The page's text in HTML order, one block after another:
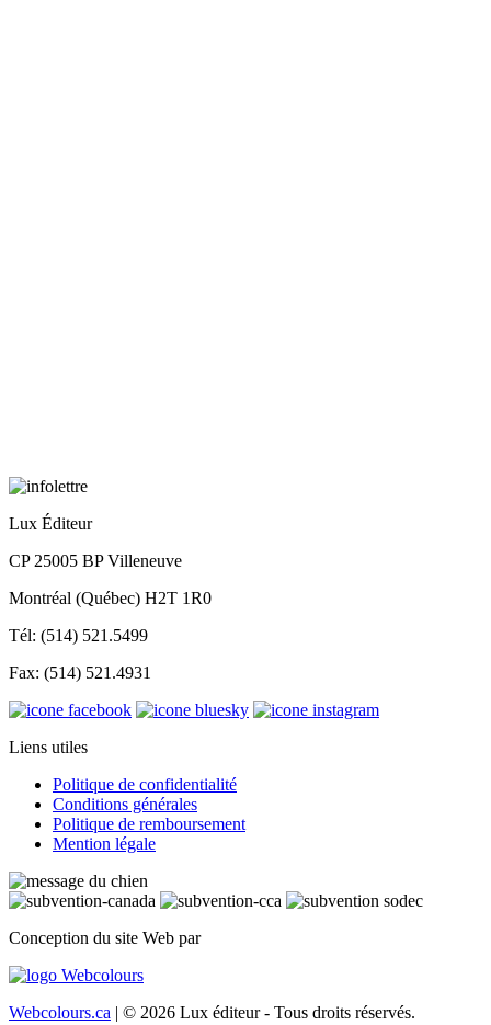
Lux Éditeur
CP 25005 BP Villeneuve
Montréal (Québec) H2T 1R0
Tél: (514) 521.5499
Fax: (514) 521.4931
Liens utiles
Politique de confidentialité
Conditions générales
Politique de remboursement
Mention légale
Conception du site Web par
Webcolours.ca | © 2026 Lux éditeur - Tous droits réservés.